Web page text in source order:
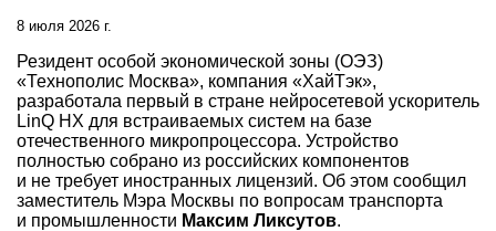
8 июля 2026 г.
Резидент особой экономической зоны (ОЭЗ)
«Технополис Москва», компания «ХайТэк»,
разработала первый в стране нейросетевой ускоритель
LinQ HX для встраиваемых систем на базе
отечественного микропроцессора. Устройство
полностью собрано из российских компонентов
и не требует иностранных лицензий. Об этом сообщил
заместитель Мэра Москвы по вопросам транспорта
и промышленности Максим Ликсутов.